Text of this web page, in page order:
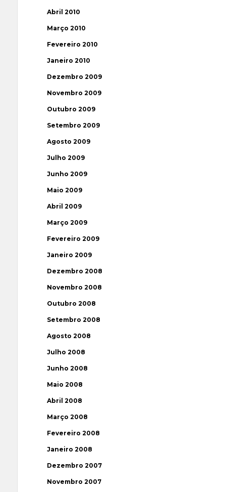
Abril 2010
Março 2010
Fevereiro 2010
Janeiro 2010
Dezembro 2009
Novembro 2009
Outubro 2009
Setembro 2009
Agosto 2009
Julho 2009
Junho 2009
Maio 2009
Abril 2009
Março 2009
Fevereiro 2009
Janeiro 2009
Dezembro 2008
Novembro 2008
Outubro 2008
Setembro 2008
Agosto 2008
Julho 2008
Junho 2008
Maio 2008
Abril 2008
Março 2008
Fevereiro 2008
Janeiro 2008
Dezembro 2007
Novembro 2007